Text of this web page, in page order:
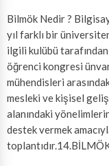
Bilmök Nedir ?
yıl farklı bir
ilgili kulübü
öğrenci kongresi
mühendisleri
mesleki ve kişisel
alanındaki
destek vermek